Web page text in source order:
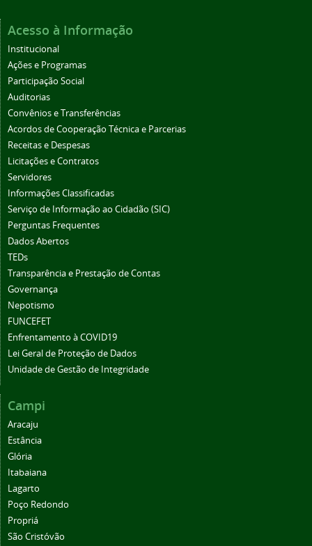
Acesso à Informação
Institucional
Ações e Programas
Participação Social
Auditorias
Convênios e Transferências
Acordos de Cooperação Técnica e Parcerias
Receitas e Despesas
Licitações e Contratos
Servidores
Informações Classificadas
Serviço de Informação ao Cidadão (SIC)
Perguntas Frequentes
Dados Abertos
TEDs
Transparência e Prestação de Contas
Governança
Nepotismo
FUNCEFET
Enfrentamento à COVID19
Lei Geral de Proteção de Dados
Unidade de Gestão de Integridade
Campi
Aracaju
Estância
Glória
Itabaiana
Lagarto
Poço Redondo
Propriá
São Cristóvão